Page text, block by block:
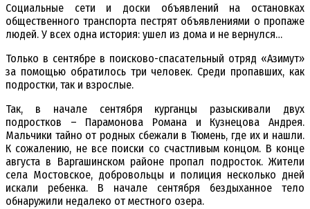
Социальные сети и доски объявлений на остановках
общественного транспорта пестрят объявлениями о пропаже
людей. У всех одна история: ушел из дома и не вернулся…
Только в сентябре в поисково-спасательный отряд «Азимут»
за помощью обратилось три человек. Среди пропавших, как
подростки, так и взрослые.
Так, в начале сентября курганцы разыскивали двух
подростков – Парамонова Романа и Кузнецова Андрея.
Мальчики тайно от родных сбежали в Тюмень, где их и нашли.
К сожалению, не все поиски со счастливым концом. В конце
августа в Варгашинском районе пропал подросток. Жители
села Мостовское, добровольцы и полиция несколько дней
искали ребенка. В начале сентября бездыханное тело
обнаружили недалеко от местного озера.